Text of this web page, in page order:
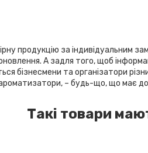
продукцію за індивідуальним
А задля того, щоб
та організатори
– будь-що, що має
Такі товари